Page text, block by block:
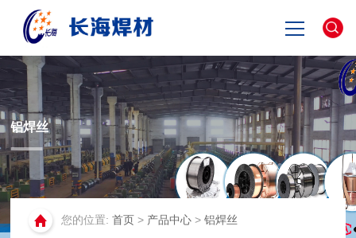
网站首页
关于长海
产品中心
新闻资讯
铝焊丝
您的位置:首页 > 产品中心 >铝焊丝